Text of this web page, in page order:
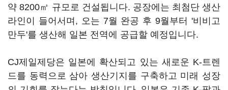
약 8200㎡ 규모로 건설됩니다. 공장에는 최첨단 생산
라인이 들어서며, 오는 7월 완공 후 9월부터 '비비고
만두'를 생산해 일본 전역에 공급할 예정입니다.
CJ제일제당은 일본에 확산되고 있는 새로운 K-트렌
드를 동력으로 삼아 생산기지를 구축하고 미래 성장